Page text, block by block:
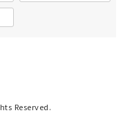
Reserved.